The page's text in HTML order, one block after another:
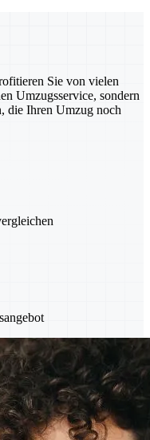
Sie von vielen
Umzugsservice, sondern
die Ihren Umzug noch